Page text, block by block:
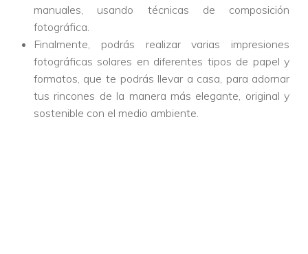
manuales, usando técnicas de composición
fotográfica.
Finalmente, podrás realizar varias impresiones
fotográficas solares en diferentes tipos de papel y
formatos, que te podrás llevar a casa, para adornar
tus rincones de la manera más elegante, original y
sostenible con el medio ambiente.